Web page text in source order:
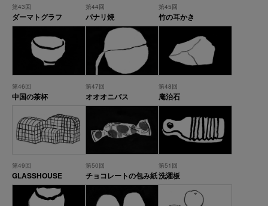
第43回
ダーマトグラフ
第44回
パナリ焼
第45回
竹の耳かき
第46回
中国の茶杯
第47回
オオオニバス
第48回
庵治石
第49回
GLASSHOUSE
第50回
チョコレートの包み紙
第51回
洗濯板